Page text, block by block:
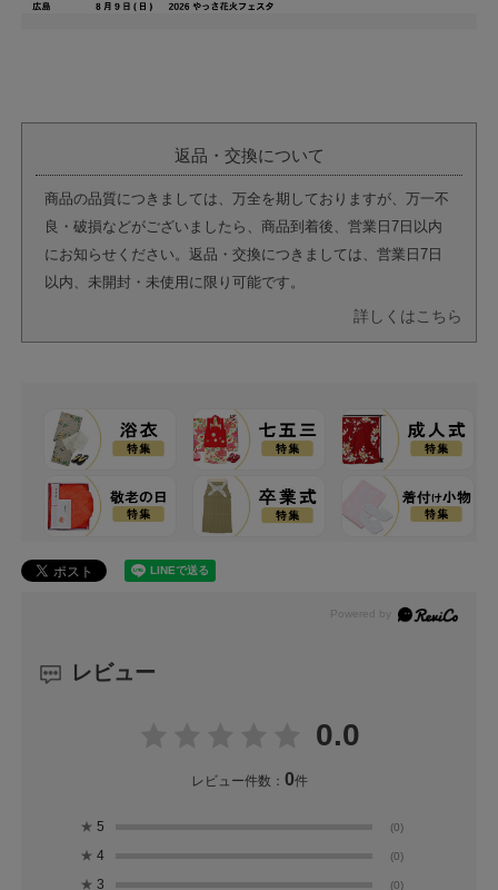
返品・交換について
商品の品質につきましては、万全を期しておりますが、万一不
良・破損などがございましたら、商品到着後、営業日7日以内
にお知らせください。返品・交換につきましては、営業日7日
以内、未開封・未使用に限り可能です。
詳しくはこちら
レビュー
0.0
レビュー件数： 0件
★ 5 (0)
★ 4 (0)
★ 3 (0)